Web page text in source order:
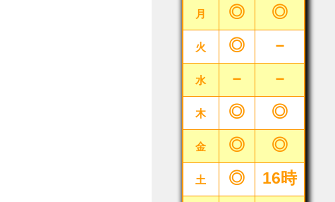
月 ◎ ◎
火 ◎ －
水 － －
木 ◎ ◎
金 ◎ ◎
土 ◎ 16時